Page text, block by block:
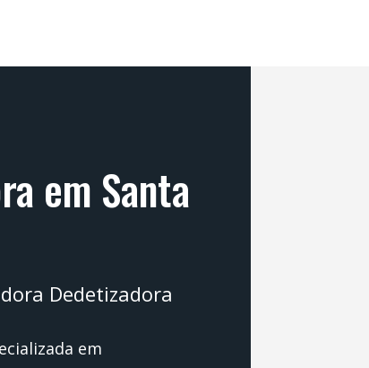
em Santa
Dedetizadora
em